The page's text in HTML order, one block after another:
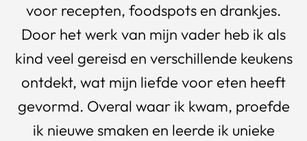
voor recepten, foodspots en drankjes.
Door het werk van mijn vader heb ik als
kind veel gereisd en verschillende keukens
ontdekt, wat mijn liefde voor eten heeft
gevormd. Overal waar ik kwam, proefde
ik nieuwe smaken en leerde ik unieke